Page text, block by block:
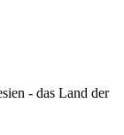
- das Land der